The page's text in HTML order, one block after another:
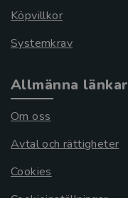
Köpvillkor
Systemkrav
Allmänna länkar
Om oss
Avtal och rättigheter
Cookies